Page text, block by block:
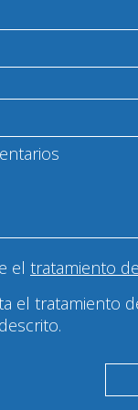
el tratamiento
el tratamiento